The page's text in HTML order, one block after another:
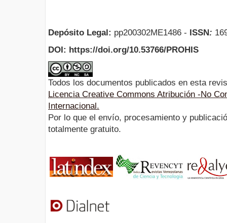
Depósito Legal: pp200302ME1486 - ISSN:
DOI: https://doi.org/10.53766/PROHIS
Todos los documentos publicados en esta
Licencia Creative Commons Atribución -No
Internacional.
Por lo que el envío, procesamiento y
totalmente gratuito.